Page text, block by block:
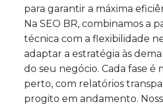
para garantir a máxima
Na SEO BR, combinamos a
técnica com a flexibilidade
adaptar a estratégia às
do seu negócio. Cada fase é
perto, com relatórios
progito em andamento.